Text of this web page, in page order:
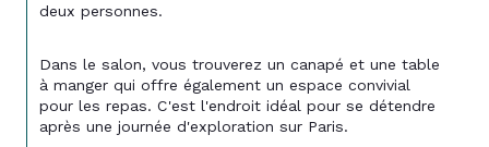
deux personnes.
Dans le salon, vous trouverez un canapé et une table
à manger qui offre également un espace convivial
pour les repas. C'est l'endroit idéal pour se détendre
après une journée d'exploration sur Paris.